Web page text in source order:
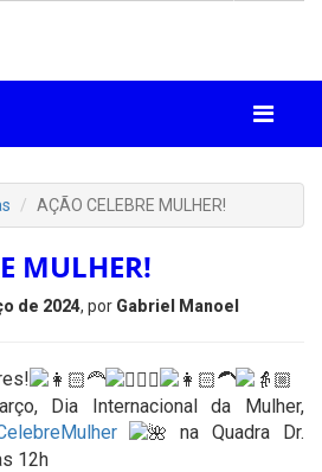
AÇÃO CELEBRE MULHER!
MULHER!
de 2024, por Gabriel Manoel
Dia Internacional da Mulher,
na Quadra Dr.
12h